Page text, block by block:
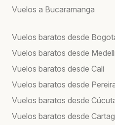
Vuelos a Bucaramanga
Vuelos baratos desde
Vuelos baratos desde
Vuelos baratos desde Cali
Vuelos baratos desde
Vuelos baratos desde
Vuelos baratos desde